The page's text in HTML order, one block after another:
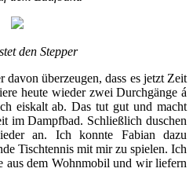
den Stepper
überzeugen, dass es jetzt Zeit
heute wieder zwei Durchgänge á
eiskalt ab. Das tut gut und macht
im Dampfbad. Schließlich duschen
an. Ich konnte Fabian dazu
Tischtennis mit mir zu spielen. Ich
aus dem Wohnmobil und wir liefern